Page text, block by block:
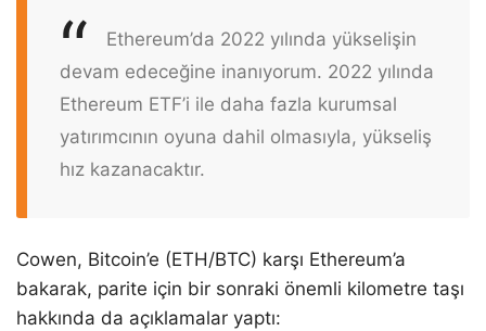
Ethereum’da 2022 yılında yükselişin
devam edeceğine inanıyorum. 2022 yılında
Ethereum ETF’i ile daha fazla kurumsal
yatırımcının oyuna dahil olmasıyla, yükseliş
hız kazanacaktır.
Cowen, Bitcoin’e (ETH/BTC) karşı Ethereum’a
bakarak, parite için bir sonraki önemli kilometre taşı
hakkında da açıklamalar yaptı: